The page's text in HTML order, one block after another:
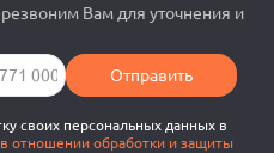
Вам для уточнения и
Отправить
своих персональных данных в
отношении обработки и защиты